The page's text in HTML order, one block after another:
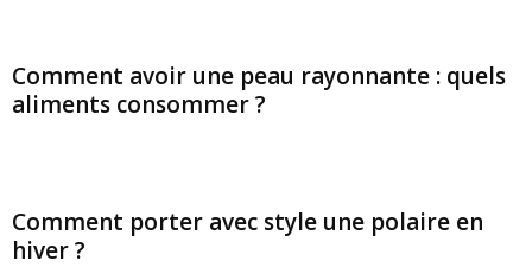
Comment avoir une peau rayonnante : quels
aliments consommer ?
Comment porter avec style une polaire en
hiver ?